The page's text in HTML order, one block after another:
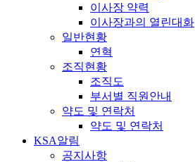
이사장 약력
이사장과의 열린대화
일반현황
연혁
조직현황
조직도
부서별 직원안내
약도 및 연락처
약도 및 연락처
KSA알림
공지사항